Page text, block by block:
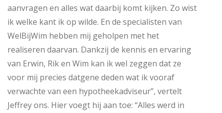
aanvragen en alles wat daarbij komt kijken. Zo wist
ik welke kant ik op wilde. En de specialisten van
WelBijWim hebben mij geholpen met het
realiseren daarvan. Dankzij de kennis en ervaring
van Erwin, Rik en Wim kan ik wel zeggen dat ze
voor mij precies datgene deden wat ik vooraf
verwachte van een hypotheekadviseur”, vertelt
Jeffrey ons. Hier voegt hij aan toe: “Alles werd in